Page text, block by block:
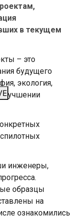
в текущем
– это
будущего
экология,
инженеры,
образцы
на
ознакомились